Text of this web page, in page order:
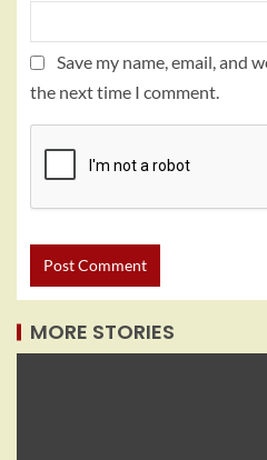
Save my name, email, and
the next time I comment.
MORE STORIES